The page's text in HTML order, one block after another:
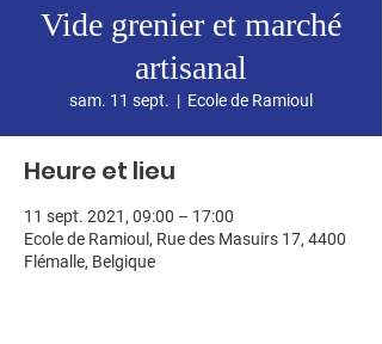
Vide grenier et marché
artisanal
sam. 11 sept.
  |
Ecole de Ramioul
Heure et lieu
11 sept. 2021, 09:00 – 17:00
Ecole de Ramioul, Rue des Masuirs 17, 4400
Flémalle, Belgique